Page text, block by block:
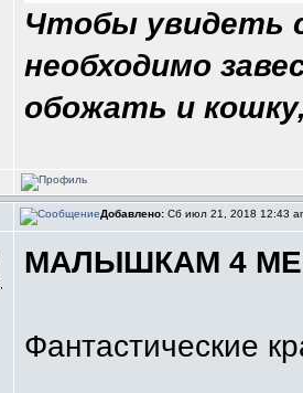
Чтобы увидеть
необходимо
обожать и
Добавлено: Сб июл 21, 2018 12:43
МАЛЫШКАМ 4
Фантастические